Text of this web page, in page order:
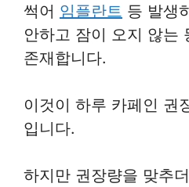
썩어 임플란트 등 발생
안하고 잠이 오지 않는
존재합니다.
이것이 하루 카페인 권
입니다.
하지만 권장량을 맞추